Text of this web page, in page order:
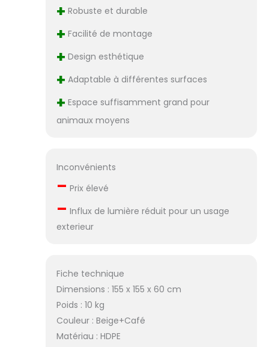
+ Robuste et durable
+ Facilité de montage
+ Design esthétique
+ Adaptable à différentes surfaces
+ Espace suffisamment grand pour
animaux moyens
Inconvénients
– Prix élevé
– Influx de lumière réduit pour un usage
exterieur
Fiche technique
Dimensions : 155 x 155 x 60 cm
Poids : 10 kg
Couleur : Beige+Café
Matériau : HDPE